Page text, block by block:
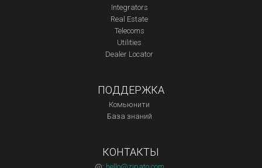
Integrators
Real Estate
Telecoms
Utilities
Dealer Locator
ПОДДЕРЖКА
Комьюнити
База знаний
КОНТАКТЫ